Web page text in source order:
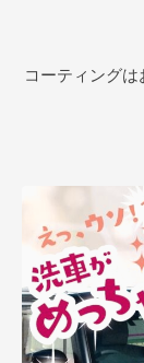
コーティング